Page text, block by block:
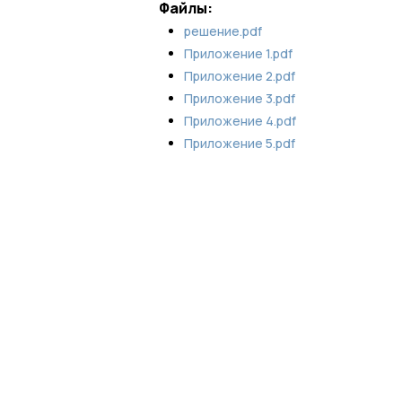
Файлы:
решение.pdf
Приложение 1.pdf
Приложение 2.pdf
Приложение 3.pdf
Приложение 4.pdf
Приложение 5.pdf